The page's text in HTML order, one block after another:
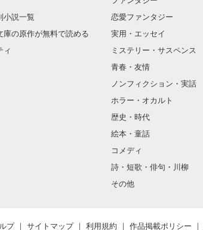
小説一覧
庫の原作が無料で読める
ィ
恋愛ファンタジー
実用・エッセイ
ミステリー・サスペンス
青春・友情
ノンフィクション・実話
ホラー・オカルト
歴史・時代
絵本・童話
コメディ
詩・短歌・俳句・川柳
その他
プ サイトマップ 利用規約 作品掲載ポリシー